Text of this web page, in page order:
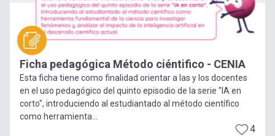
Ficha pedagógica Método ciéntifico - CENIA
Esta ficha tiene como finalidad orientar a las y los docentes
en el uso pedagógico del quinto episodio de la serie "IA en
corto", introduciendo al estudiantado al método científico
como herramienta...
4